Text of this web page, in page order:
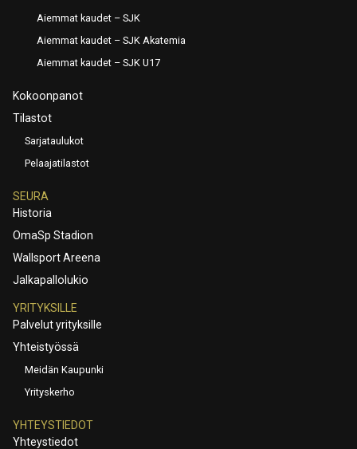
Aiemmat kaudet – SJK
Aiemmat kaudet – SJK Akatemia
Aiemmat kaudet – SJK U17
Kokoonpanot
Tilastot
Sarjataulukot
Pelaajatilastot
SEURA
Historia
OmaSp Stadion
Wallsport Areena
Jalkapallolukio
YRITYKSILLE
Palvelut yrityksille
Yhteistyössä
Meidän Kaupunki
Yrityskerho
YHTEYSTIEDOT
Yhteystiedot